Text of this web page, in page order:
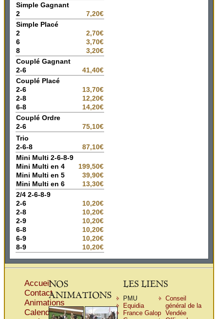
Simple Gagnant
2
7,20€
Simple Placé
2
2,70€
6
3,70€
8
3,20€
Couplé Gagnant
2-6
41,40€
Couplé Placé
2-6
13,70€
2-8
12,20€
6-8
14,20€
Couplé Ordre
2-6
75,10€
Trio
2-6-8
87,10€
Mini Multi 2-6-8-9
Mini Multi en 4
199,50€
Mini Multi en 5
39,90€
Mini Multi en 6
13,30€
2/4 2-6-8-9
2-6
10,20€
2-8
10,20€
2-9
10,20€
6-8
10,20€
6-9
10,20€
8-9
10,20€
Accueil
Contact
Animations
Calendrier
NOS
ANIMATIONS
LES LIENS
PMU
Equidia
France Galop
Conseil
général de la
Vendée